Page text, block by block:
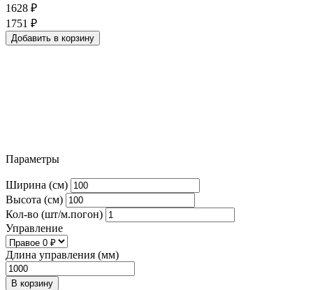
1628 ₽
1751 ₽
Добавить в корзину
Параметры
Ширина (см)
Высота (см)
Кол-во (шт/м.погон)
Управление
Длина управления (мм)
В корзину